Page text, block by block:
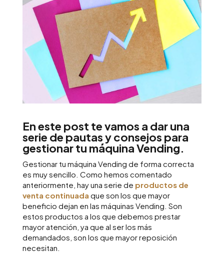
En este post te vamos a dar una
serie de pautas y consejos para
gestionar tu máquina Vending.
Gestionar tu máquina Vending de forma correcta
es muy sencillo. Como hemos comentado
anteriormente, hay una serie de productos de
venta continuada que son los que mayor
beneficio dejan en las máquinas Vending. Son
estos productos a los que debemos prestar
mayor atención, ya que al ser los más
demandados, son los que mayor reposición
necesitan.